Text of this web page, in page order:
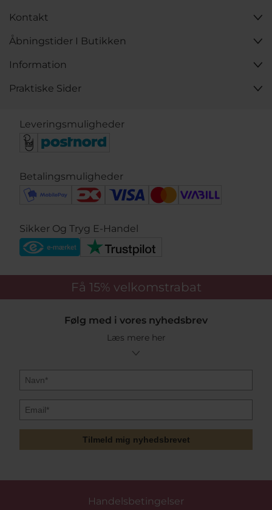
Kontakt
Åbningstider I Butikken
Information
Praktiske Sider
Leveringsmuligheder
Betalingsmuligheder
Sikker Og Tryg E-Handel
Få 15% velkomstrabat
Følg med i vores nyhedsbrev
Læs mere her
Tilmeld mig nyhedsbrevet
Handelsbetingelser